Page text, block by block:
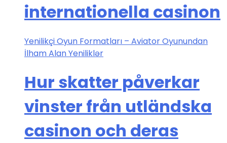
internationella casinon
Yenilikçi Oyun Formatları – Aviator Oyunundan
İlham Alan Yeniliklər
Hur skatter påverkar
vinster från utländska
casinon och deras